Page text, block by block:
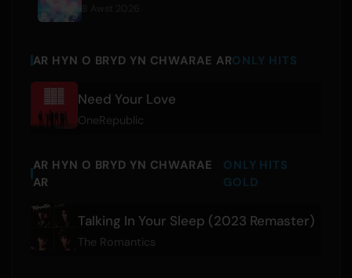
AR HYN O BRYD YN CHWARAE ARONLY HITS
Need Your Love
OneRepublic
AR HYN O BRYD YN CHWARAE
AR
ONLY HITS
GOLD
Talking In Your Sleep (2023 Remaster)
The Romantics